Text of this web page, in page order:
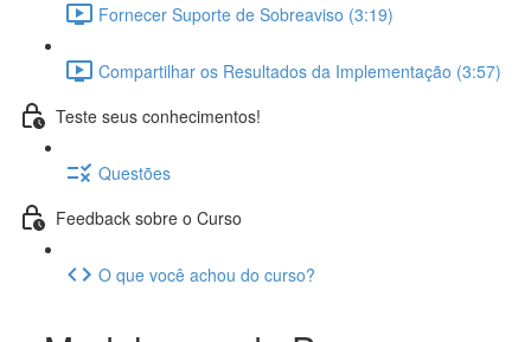
Fornecer Suporte de Sobreaviso (3:19)
Compartilhar os Resultados da Implementação (3:57)
Teste seus conhecimentos!
Questões
Feedback sobre o Curso
O que você achou do curso?